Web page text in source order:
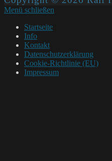
Menü schließen
Startseite
Info
Kontakt
Datenschutzerklärung
Cookie-Richtlinie (EU)
Impressum